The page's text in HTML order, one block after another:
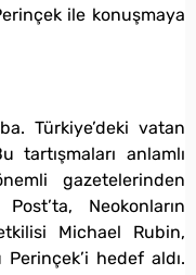
ile konuşmaya
Türkiye’deki vatan
tartışmaları anlamlı
gazetelerinden
Neokonların
Michael Rubin,
hedef aldı.